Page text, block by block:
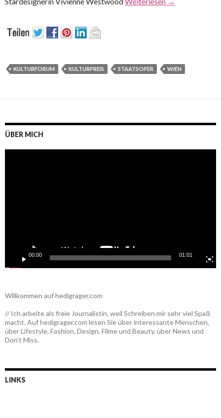
KULTURFORUM KULTURPREIS STAATSOPER WIEN
ÜBER MICH
00:00 01:01
Willkommen auf hedigrager.com
// Ich arbeite als freie Journalistin, weil Schreiben mir sehr viel Spaß
macht. Auf hedigrager.com lesen Sie über interessante Menschen,
über Lifestyle, Fashion, Design, Filme und Beauty, über News und
Don’t Miss.
LINKS